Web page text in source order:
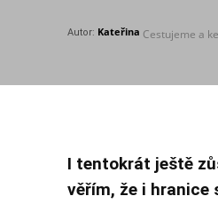
Autor: Kateřina Cestujeme a
I tentokrát ještě
věřím, že i hranice